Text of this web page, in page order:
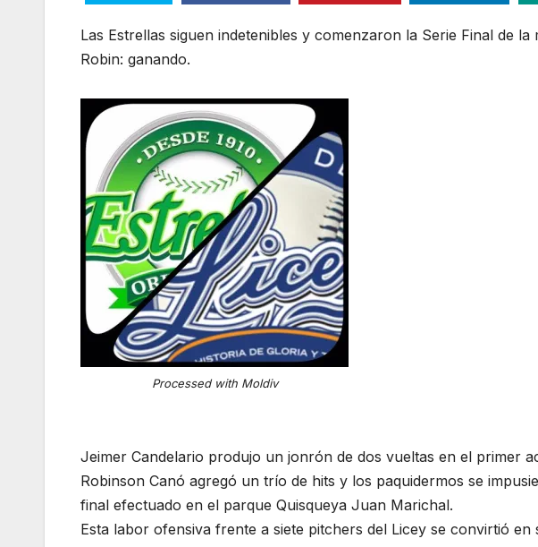
Las Estrellas siguen indetenibles y comenzaron la Serie Final de
Robin: ganando.
Processed with Moldiv
Jeimer Candelario produjo un jonrón de dos vueltas en el primer
Robinson Canó agregó un trío de hits y los paquidermos se
final efectuado en el parque Quisqueya Juan Marichal.
Esta labor ofensiva frente a siete pitchers del Licey se convirtió